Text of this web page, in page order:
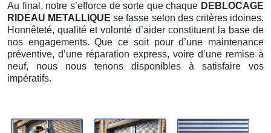
Au final, notre s’efforce de sorte que chaque DEBLOCAGE
RIDEAU METALLIQUE se fasse selon des critères idoines.
Honnêteté, qualité et volonté d’aider constituent la base de
nos engagements. Que ce soit pour d’une maintenance
préventive, d’une réparation express, voire d’une remise à
neuf, nous nous tenons disponibles à satisfaire vos
impératifs.